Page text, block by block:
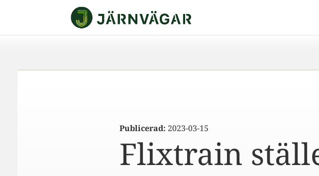
Publicerad: 2023-03-15
Flixtrain